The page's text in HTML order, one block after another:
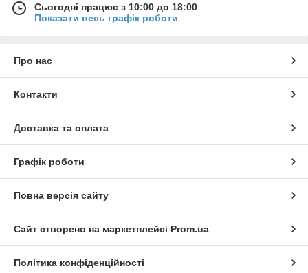
Сьогодні працює з 10:00 до 18:00
Показати весь графік роботи
Про нас
Контакти
Доставка та оплата
Графік роботи
Повна версія сайту
Сайт створено на маркетплейсі Prom.ua
Політика конфіденційності